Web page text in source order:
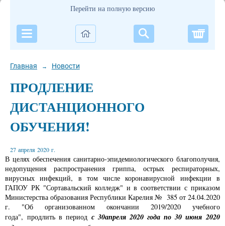
Перейти на полную версию
Главная → Новости
ПРОДЛЕНИЕ
ДИСТАНЦИОННОГО
ОБУЧЕНИЯ!
27 апреля 2020 г.
В целях обеспечения санитарно-эпидемиологического благополучия,
недопущения распространения гриппа, острых респираторных,
вирусных инфекций, в том числе коронавирусной инфекции в
ГАПОУ РК "Сортавальский колледж" и в соответствии с приказом
Министерства образования Республики Карелия № 385 от 24.04.2020
г. "Об организованном окончании 2019/2020 учебного
года", продлить в период с 30апреля 2020 года по 30 июня 2020